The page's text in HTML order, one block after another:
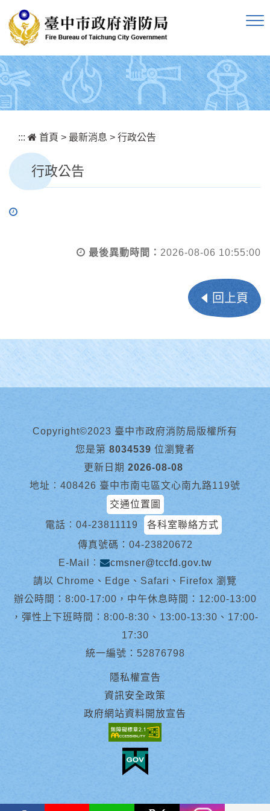
::: 首頁 > 最新消息 > 行政公告
行政公告
最後異動時間： 2026-08-06 10:55:00
回上頁
Copyright©2023 臺中市政府消防局版權所有
您是第 8034539 位瀏覽者
更新日期 2026-08-08
地址︰408426 臺中市南屯區文心南九路119號
交通位置圖
電話︰ 04-23811119
各科室聯絡方式
傳真號碼：04-23820672
E-Mail︰
cmsner@tccfd.gov.tw
請以 Chrome、Edge、Safari、Firefox 瀏覽
辦公時間：8:00-17:00，中午休息時間：12:00-13:00
，彈性上下班時間：8:00-8:30、13:00-13:30、17:00-
17:30
統一編號：52876798
隱私權宣告
資訊安全政策
政府網站資料開放宣告